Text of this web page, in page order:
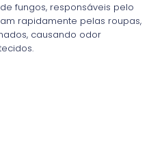
fungos, responsáveis pelo
rapidamente pelas roupas,
causando odor